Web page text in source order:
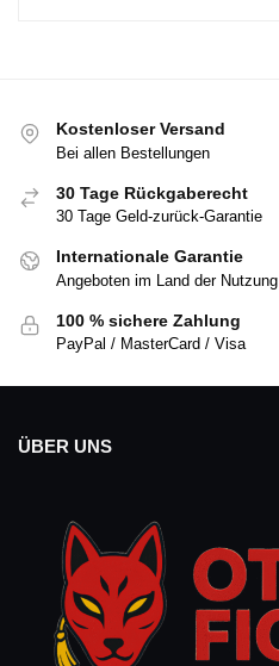
Kostenloser Versand
Bei allen Bestellungen
30 Tage Rückgaberecht
30 Tage Geld-zurück-Garantie
Internationale Garantie
Angeboten im Land der Nutzung
100 % sichere Zahlung
PayPal / MasterCard / Visa
ÜBER UNS